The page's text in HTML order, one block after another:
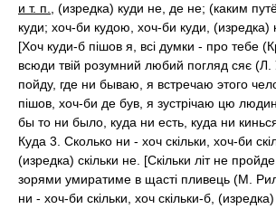
и т. п.
, (изредка) куди не, де не; (каким
куди; хоч-би кудою, хоч-би куди, (изредка)
[Хоч куди-б пішов я, всі думки - про тебе
всюди твій розумний любий погляд сяє (Л.
пойду, где ни бываю, я встречаю этого
пішов, хоч-би де був, я зустрічаю цю
бы то ни было, куда ни есть, куда ни
Куда 3. Сколько ни - хоч скільки, хоч-би
(изредка) скільки не. [Скільки літ не
зорями умиратиме в щасті пливець (М.
ни - хоч-би скільки, хоч скільки-б, (изредка)